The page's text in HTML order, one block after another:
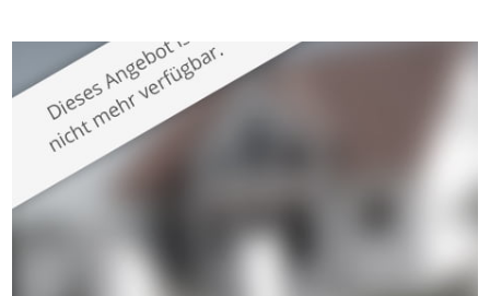
großzügige Räume und eine hochwertige Ausstattung, die
modernen Wohnkomfort mit einem stilvollen Ambiente
verbindet. Der […]